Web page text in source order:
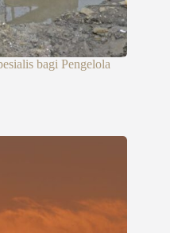
bagi Pengelola